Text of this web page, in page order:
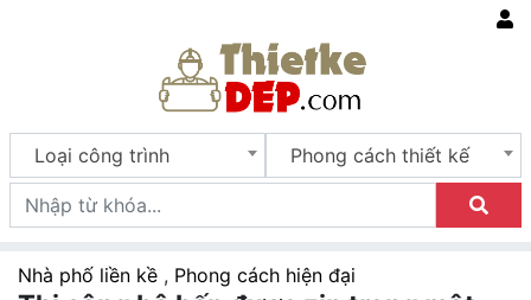
Loại công trình Phong cách thiết kế
Nhà phố liền kề , Phong cách hiện đại